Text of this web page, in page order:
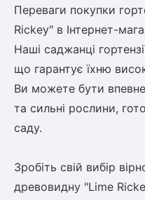
Переваги покупки
Rickey" в Інтернет-
Наші саджанці
що гарантує їхню
Ви можете бути
та сильні рослини,
саду.
Зробіть свій вибір
древовидну "Lime